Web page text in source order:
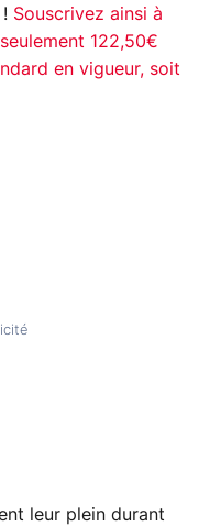
Souscrivez ainsi à
122,50€
en vigueur, soit
leur plein durant